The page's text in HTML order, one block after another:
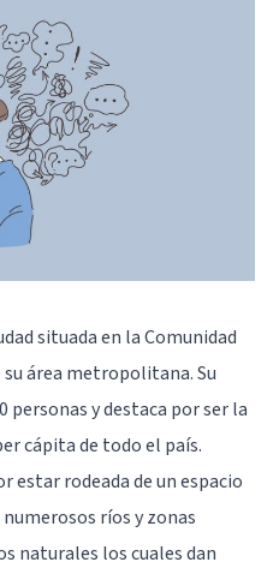
situada en la Comunidad
área metropolitana. Su
personas y destaca por ser la
cápita de todo el país.
estar rodeada de un espacio
ríos y zonas
naturales los cuales dan